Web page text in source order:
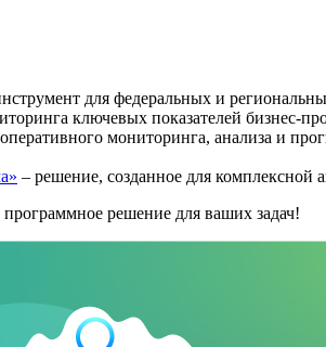
для федеральных и
ключевых показателей бизнес-
мониторинга, анализа и
– решение, созданное для комплексной
решение для ваших задач!